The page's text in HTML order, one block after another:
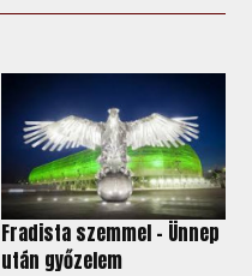
Fradista szemmel – Ünnep
után győzelem